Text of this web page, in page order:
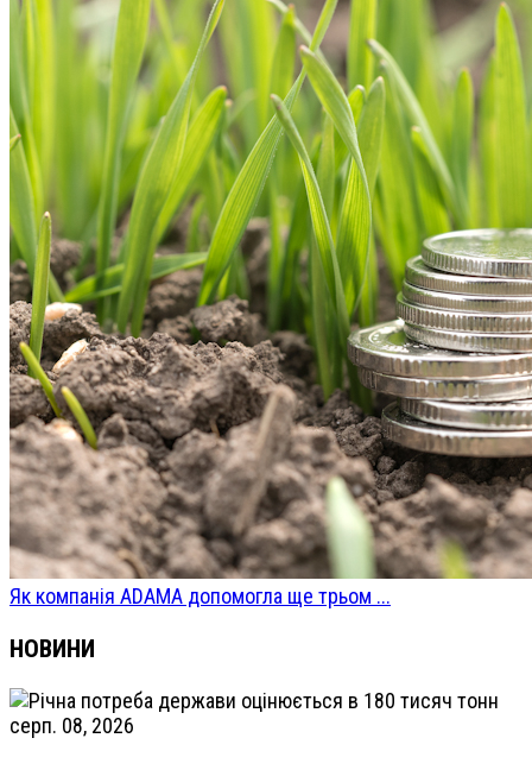
Як компанія ADAMA допомогла ще трьом ...
НОВИНИ
серп. 08, 2026